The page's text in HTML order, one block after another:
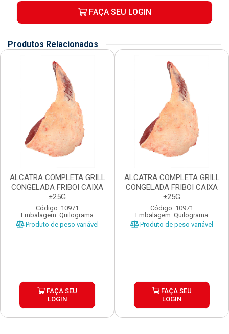
FAÇA SEU LOGIN
Produtos Relacionados
ALCATRA COMPLETA GRILL
CONGELADA FRIBOI CAIXA
±25G
Código: 10971
Embalagem: Quilograma
Produto de peso variável
FAÇA SEU
LOGIN
ALCATRA COMPLETA GRILL
CONGELADA FRIBOI CAIXA
±25G
Código: 10971
Embalagem: Quilograma
Produto de peso variável
FAÇA SEU
LOGIN